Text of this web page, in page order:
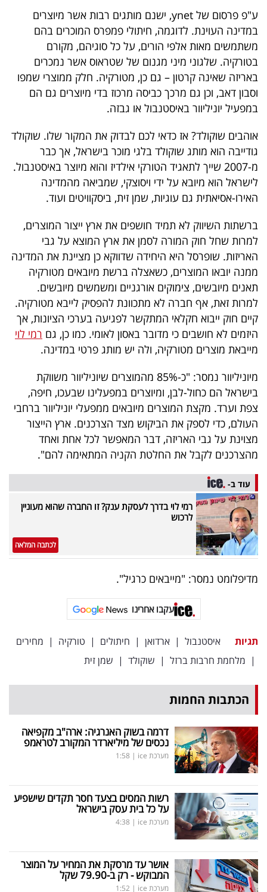
הכלכלי
פודקאסט
40
UNDER
40
שיתופי
פעולה
דרושים
ניוזלטרים
מייל
אדום
באייס
עקבו
אחרינו:
ע"פ פרסום של ynet, ישנם מותגים רבות אשר מיוצרים
במדינה העוינת. לדוגמה, חיתולי פמפרס המוכרים בהם
משתמשים מאות אלפי הורים, על כל סוגיהם, מקורם
בטורקיה. שלגוני מיני מגנום של שטראוס אשר נמכרים
באריזה שאינה קרטון – גם כן, מטורקיה. חלק ממוצרי שמפו
וסבון דאב, וכן גם מרכך כביסה מרכוז בדי מיוצרים גם הם
במפעיל יוניליוור באיסטנבול או גבזה.
אוהבים שוקולד? אז כדאי לכם לבדוק את המקור שלו. שוקולד
גודייבה הוא מותג שוקולד בלגי מוכר בישראל, אך כבר
מ-2007 שייך לתאגיד הטורקי אילדיז והוא מיוצר באיסטנבול.
לישראל הוא מיובא על ידי ויסוצקי, שמביאה מהמדינה
האירו-אסיאתית גם עוגיות, שמן זית, ביסקוויטים ועוד.
ברשתות השיווק לא תמיד חושפים את ארץ ייצור המוצרים,
למרות שחל חוק המורה לסמן את ארץ המוצא על גבי
האריזות. שופרסל היא היחידה שדווקא כן מציינת את המדינה
ממנה יובאו המוצרים, כשאצלה ברשת מיובאים מטורקיה
תאנים מיובשים, צימוקים אורגניים ומשמשים מיובשים.
למרות זאת, אף חברה לא מתכוונת להפסיק לייבא מטורקיה.
קיים חוק ייבוא חקלאי המתקשר לפגיעה בערכי הציונות, אך
היזמים לא חושבים כי מדובר באסון לאומי. כמו כן, גם רמי לוי
מייבאת מוצרים מטורקיה, ולה יש מותג פרטי במדינה.
מיוניליוור נמסר: "כ-85% מהמוצרים שיוניליוור משווקת
בישראל הם כחול-לבן, ומיוצרים במפעלינו שבעכו, חיפה,
צפת וערד. מקצת המוצרים מיובאים ממפעלי יוניליוור ברחבי
העולם, כדי לספק את הביקוש מצד הצרכנים. ארץ הייצור
מצוינת על גבי האריזה, דבר המאפשר לכל אחת ואחד
מהצרכנים לקבל את החלטת הקניה המתאימה להם".
עוד ב-
רמי לוי בדרך לעסקת ענק? זו החברה שהוא מעוניין
לרכוש
לכתבה המלאה
מדיפלומט נמסר: "מייבאים כרגיל".
עקבו אחרינו
תגיות איסטנבול | ארדואן | חיתולים | טורקיה | מחירים
| מלחמת חרבות ברזל | שוקולד | שמן זית
הכתבות החמות
דרמה בשוק האנרגיה: ארה"ב מקפיאה
נכסים של מיליארדר המקורב לטראמפ
מערכת ice |
1:58
רשות המסים בצעד חסר תקדים שישפיע
על כל בית עסק בישראל
מערכת ice |
4:38
אושר עד מרסקת את המחיר על המוצר
המבוקש - רק ב-79.90 שקל
מערכת ice |
1:52